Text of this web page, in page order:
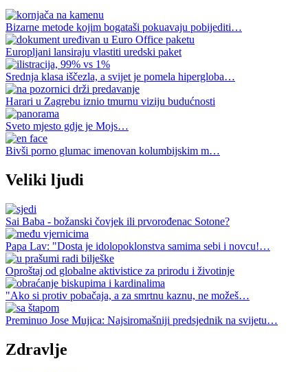
Bizarne metode kojim bogataši pokuavaju pobijediti…
Europljani lansiraju vlastiti uredski paket
Srednja klasa iščezla, a svijet je pomela hipergloba…
Harari u Zagrebu iznio tmurnu viziju budućnosti
Sveto mjesto gdje je Mojs…
Bivši porno glumac imenovan kolumbijskim m…
Veliki ljudi
Sai Baba - božanski čovjek ili prvorođenac Sotone?
Papa Lav: "Dosta je idolopoklonstva samima sebi i novcu!…
Oproštaj od globalne aktivistice za prirodu i životinje
"Ako si protiv pobačaja, a za smrtnu kaznu, ne možeš…
Preminuo Jose Mujica: Najsiromašniji predsjednik na svijetu…
Zdravlje